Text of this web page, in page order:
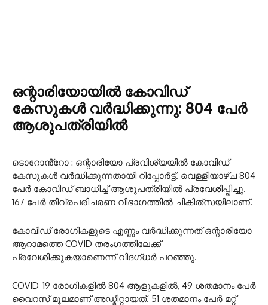
ഒന്റാരിയോയിൽ കോവിഡ്
കേസുകൾ വർദ്ധിക്കുന്നു: 804 പേർ
ആശുപത്രിയിൽ
ടൊറോൻ്റോ : ഒന്റാരിയോ പ്രവിശ്യയിൽ കോവിഡ്
കേസുകൾ വർദ്ധിക്കുന്നതായി റിപ്പോർട്ട്. വെള്ളിയാഴ്ച 804
പേർ കോവിഡ് ബാധിച്ച് ആശുപത്രിയിൽ പ്രവേശിപ്പിച്ചു.
167 പേർ തീവ്രപരിചരണ വിഭാഗത്തിൽ ചികിത്‌സയിലാണ്.
കോവിഡ് രോഗികളുടെ എണ്ണം വർദ്ധിക്കുന്നത് ഒന്റാരിയോ
ആറാമത്തെ COVID തരംഗത്തിലേക്ക്
പ്രവേശിക്കുകയാണെന്ന് വിദഗ്ധർ പറഞ്ഞു.
COVID-19 രോഗികളിൽ 804 ആളുകളിൽ, 49 ശതമാനം പേർ
വൈറസ് മൂലമാണ് അഡ്മിറ്റായത്. 51 ശതമാനം പേർ മറ്റ്